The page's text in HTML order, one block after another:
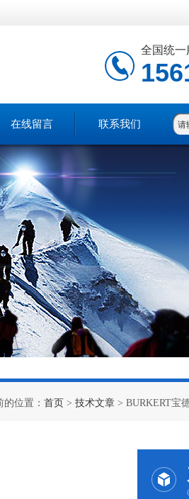
全国统一
在线留言 联系我们
的位置： 首页 > 技术文章 > BURKERT宝